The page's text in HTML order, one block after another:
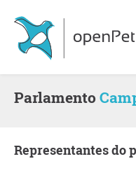
Parlamento
Representantes do